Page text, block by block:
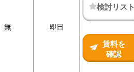
無 即日
検討リスト
賃料を
確認